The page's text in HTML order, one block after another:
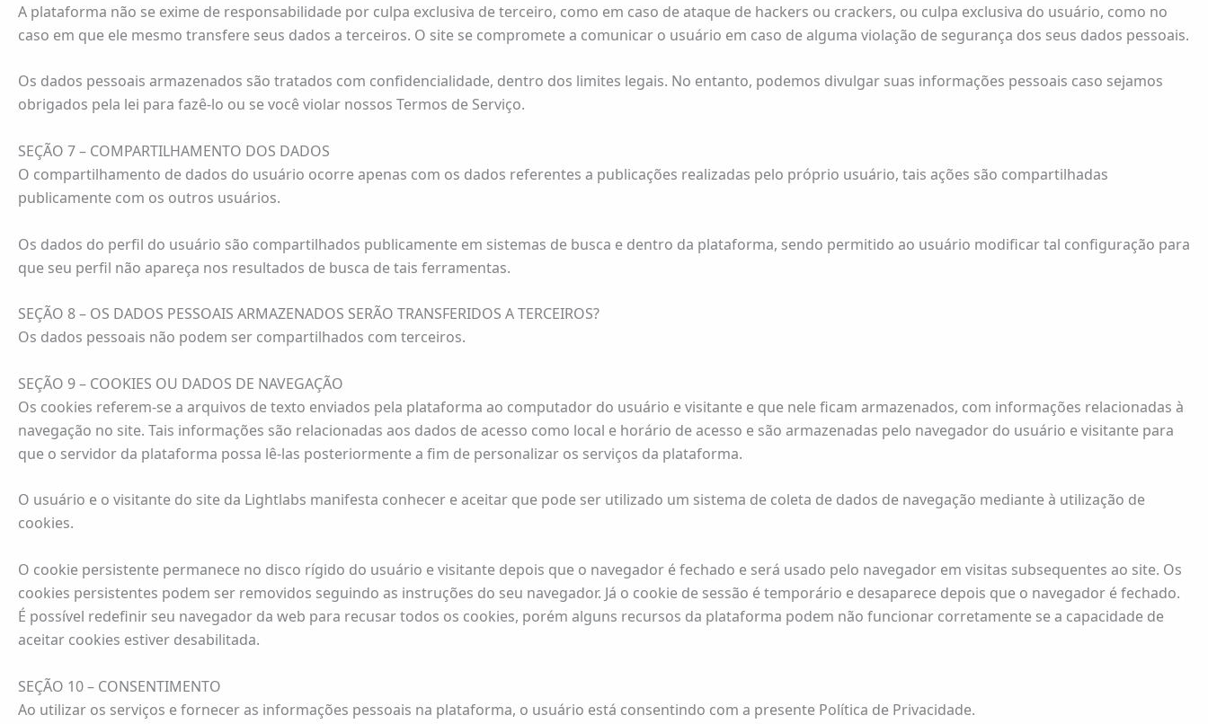
A plataforma não se exime de responsabilidade por culpa exclusiva de terceiro, como em caso de ataque de hackers ou crackers, ou culpa exclusiva do usuário, como no
caso em que ele mesmo transfere seus dados a terceiros. O site se compromete a comunicar o usuário em caso de alguma violação de segurança dos seus dados pessoais.
Os dados pessoais armazenados são tratados com confidencialidade, dentro dos limites legais. No entanto, podemos divulgar suas informações pessoais caso sejamos
obrigados pela lei para fazê-lo ou se você violar nossos Termos de Serviço.
SEÇÃO 7 – COMPARTILHAMENTO DOS DADOS
O compartilhamento de dados do usuário ocorre apenas com os dados referentes a publicações realizadas pelo próprio usuário, tais ações são compartilhadas
publicamente com os outros usuários.
Os dados do perfil do usuário são compartilhados publicamente em sistemas de busca e dentro da plataforma, sendo permitido ao usuário modificar tal configuração para
que seu perfil não apareça nos resultados de busca de tais ferramentas.
SEÇÃO 8 – OS DADOS PESSOAIS ARMAZENADOS SERÃO TRANSFERIDOS A TERCEIROS?
Os dados pessoais não podem ser compartilhados com terceiros.
SEÇÃO 9 – COOKIES OU DADOS DE NAVEGAÇÃO
Os cookies referem-se a arquivos de texto enviados pela plataforma ao computador do usuário e visitante e que nele ficam armazenados, com informações relacionadas à
navegação no site. Tais informações são relacionadas aos dados de acesso como local e horário de acesso e são armazenadas pelo navegador do usuário e visitante para
que o servidor da plataforma possa lê-las posteriormente a fim de personalizar os serviços da plataforma.
O usuário e o visitante do site da Lightlabs manifesta conhecer e aceitar que pode ser utilizado um sistema de coleta de dados de navegação mediante à utilização de
cookies.
O cookie persistente permanece no disco rígido do usuário e visitante depois que o navegador é fechado e será usado pelo navegador em visitas subsequentes ao site. Os
cookies persistentes podem ser removidos seguindo as instruções do seu navegador. Já o cookie de sessão é temporário e desaparece depois que o navegador é fechado.
É possível redefinir seu navegador da web para recusar todos os cookies, porém alguns recursos da plataforma podem não funcionar corretamente se a capacidade de
aceitar cookies estiver desabilitada.
SEÇÃO 10 – CONSENTIMENTO
Ao utilizar os serviços e fornecer as informações pessoais na plataforma, o usuário está consentindo com a presente Política de Privacidade.